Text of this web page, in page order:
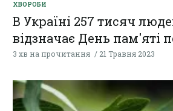
ХВОРОБИ
В Україні 257 тисяч
відзначає День пам'яті
3 хв на прочитання 21 Травня 2023